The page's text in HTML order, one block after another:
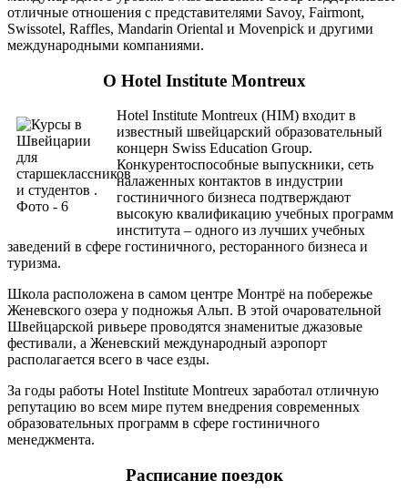
отличные отношения с представителями Savoy, Fairmont,
Swissotel, Raffles, Mandarin Oriental и Movenpick и другими
международными компаниями.
О Hotel Institute Montreux
Hotel Institute Montreux (HIM) входит в
известный швейцарский образовательный
концерн Swiss Education Group.
Конкурентоспособные выпускники, сеть
налаженных контактов в индустрии
гостиничного бизнеса подтверждают
высокую квалификацию учебных программ
института – одного из лучших учебных
заведений в сфере гостиничного, ресторанного бизнеса и
туризма.
Школа расположена в самом центре Монтрё на побережье
Женевского озера у подножья Альп. В этой очаровательной
Швейцарской ривьере проводятся знаменитые джазовые
фестивали, а Женевский международный аэропорт
располагается всего в часе езды.
За годы работы Hotel Institute Montreux заработал отличную
репутацию во всем мире путем внедрения современных
образовательных программ в сфере гостиничного
менеджмента.
Расписание поездок